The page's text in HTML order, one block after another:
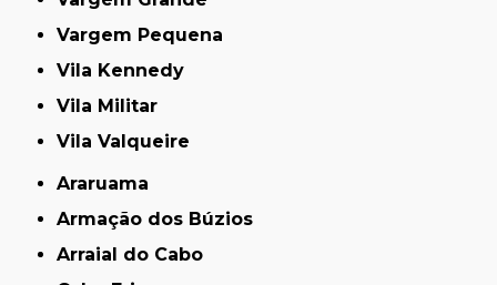
Vargem Pequena
Vila Kennedy
Vila Militar
Vila Valqueire
Araruama
Armação dos Búzios
Arraial do Cabo